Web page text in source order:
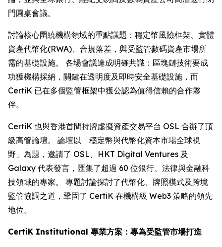
門圓桌會議。
討論核心圍繞機構領域的重點議題：穩定幣風險框架、實體
資產代幣化(RWA)、合規落差，與受監管數碼資產市場所
需的基礎設施。 各場會議達成明確共識：區塊鏈技術要成
功獲機構採納，關鍵在透明度及即時安全基礎設施，而
CertiK 已在多個監管框架中獲公認為值得信賴的合作夥
伴。
CertiK 也與香港首間持牌虛擬資產交易平台 OSL 合辦了頂
級高管論壇。 論壇以「穩定幣與代幣化資本市場全球視
野」為題，邀請了 OSL、HKT Digital Ventures 及
Galaxy 代表發言，匯集了超過 60 位銀行、法律與金融科
技領域的專家。 專題討論探討了代幣化、牌照模式及跨境
監管協調之道，鞏固了 CertiK 在機構級 Web3 策略的領先
地位。
CertiK Institutional 專業方案：專為受監管市場打造